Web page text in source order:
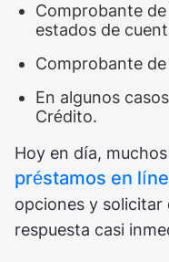
Comprobante
estados de
Comprobante
En algunos
Crédito.
Hoy en día,
préstamos en
opciones y solicitar
respuesta casi